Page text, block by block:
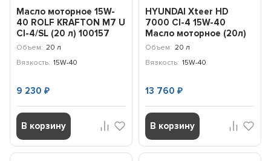
Масло моторное 15W-
40 ROLF KRAFTON M7 U
CI-4/SL (20 л) 100157
Объем: 20 л
Вязкость: 15W-40
9 230₽
В корзину
HYUNDAI Xteer HD
7000 CI-4 15W-40
Масло моторное (20л)
1121003
Объем: 20 л
Вязкость: 15W-40
13 760 ₽
В корзину